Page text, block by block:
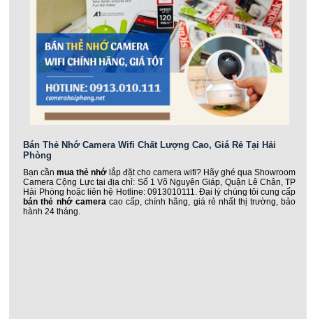
Bán Thẻ Nhớ Camera Wifi Chất Lượng Cao, Giá Rẻ Tại Hải
Phòng
Bạn cầnmua thẻ nhớ lắp đặt cho camera wifi? Hãy ghé qua Showroom
Camera Cộng Lực tại địa chỉ: Số 1 Võ Nguyên Giáp, Quận Lê Chân, TP
Hải Phòng hoặc liên hệ Hotline: 0913010111. Đại lý chúng tôi cung cấp
bán thẻ nhớ cameracao cấp, chính hãng, giá rẻ nhất thị trường, bảo
hành 24 tháng.